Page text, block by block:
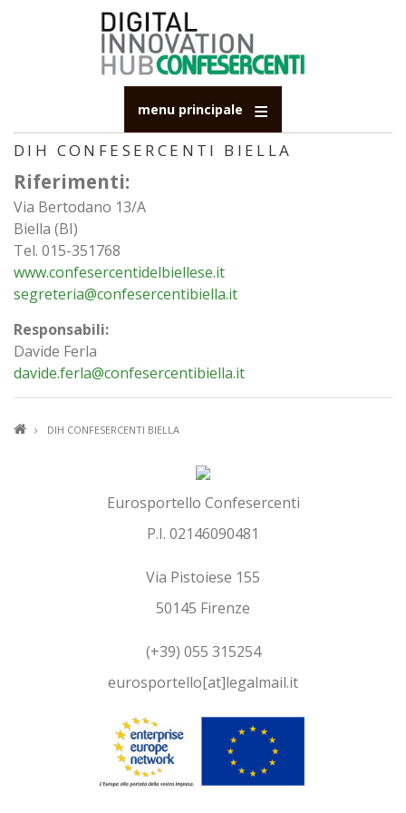
menu principale
DIH CONFESERCENTI BIELLA
Riferimenti:
Via Bertodano 13/A
Biella (BI)
Tel. 015-351768
www.confesercentidelbiellese.it
segreteria@confesercentibiella.it
Responsabili:
Davide Ferla
davide.ferla@confesercentibiella.it
BRICIOLE
DIH CONFESERCENTI BIELLA
Eurosportello Confesercenti
P.I. 02146090481
Via Pistoiese 155
50145 Firenze
(+39) 055 315254
eurosportello[at]legalmail.it